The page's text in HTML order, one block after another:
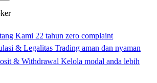
Kami 22 tahun zero complaint
& Legalitas Trading aman dan nyaman
& Withdrawal Kelola modal anda lebih